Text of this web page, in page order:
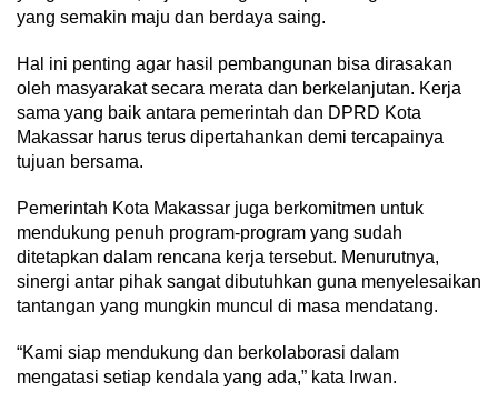
yang semakin maju dan berdaya saing.
Hal ini penting agar hasil pembangunan bisa dirasakan
oleh masyarakat secara merata dan berkelanjutan. Kerja
sama yang baik antara pemerintah dan DPRD Kota
Makassar harus terus dipertahankan demi tercapainya
tujuan bersama.
Pemerintah Kota Makassar juga berkomitmen untuk
mendukung penuh program-program yang sudah
ditetapkan dalam rencana kerja tersebut. Menurutnya,
sinergi antar pihak sangat dibutuhkan guna menyelesaikan
tantangan yang mungkin muncul di masa mendatang.
“Kami siap mendukung dan berkolaborasi dalam
mengatasi setiap kendala yang ada,” kata Irwan.